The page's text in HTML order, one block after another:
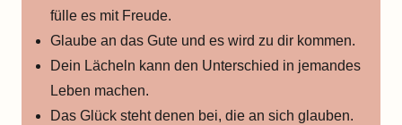
fülle es mit Freude.
Glaube an das Gute und es wird zu dir kommen.
Dein Lächeln kann den Unterschied in jemandes
Leben machen.
Das Glück steht denen bei, die an sich glauben.